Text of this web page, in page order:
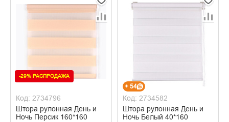
-29% РАСПРОДАЖА
Код: 2734796
Штора рулонная День и
Ночь Персик 160*160
+ 54
Код: 2734582
Штора рулонная День и
Ночь Белый 40*160